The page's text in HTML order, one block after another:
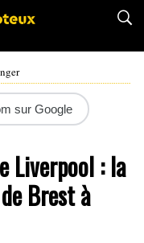
sur Google
Liverpool : la
Brest à